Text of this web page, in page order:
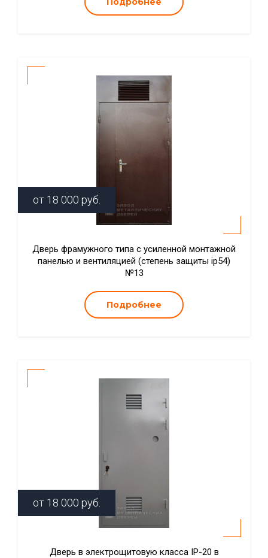
от 18 000 руб.
Дверь фрамужного типа с усиленной монтажной
панелью и вентиляцией (степень защиты ip54)
№13
Подробнее
от 18 000 руб.
Дверь в электрощитовую класса IP-20 в